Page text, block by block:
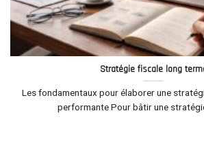
Stratégie fiscale long
Les fondamentaux pour élaborer une
performante Pour bâtir une